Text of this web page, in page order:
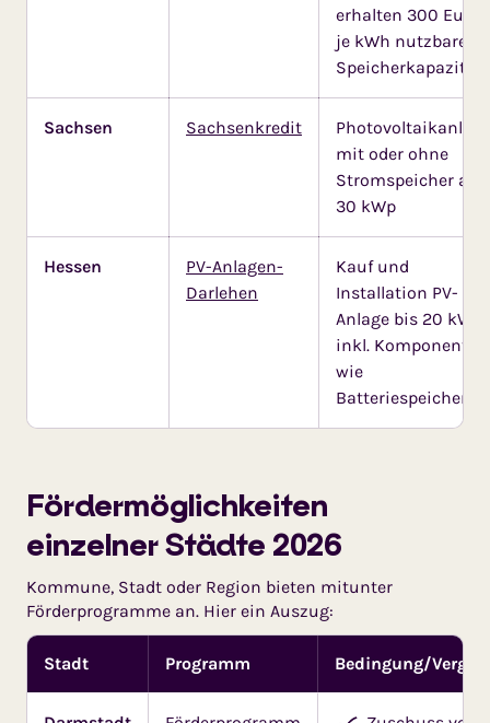
erhalten 300 Euro
je kWh nutzbare
Speicherkapazität
Sachsen Sachsenkredit
Photovoltaikanlage
mit oder ohne
Stromspeicher ab
30 kWp
Hessen
PV-Anlagen-
Darlehen
Kauf und
Installation PV-
Anlage bis 20 kW;
inkl. Komponenten
wie
Batteriespeicher
Fördermöglichkeiten
einzelner Städte 2026
Kommune, Stadt oder Region bieten mitunter
Förderprogramme an. Hier ein Auszug:
Stadt Programm Bedingung/